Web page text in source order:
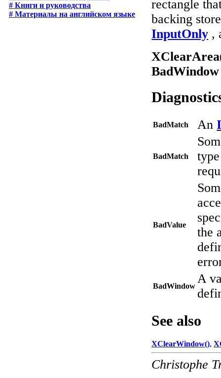
# Книги и руководства
# Материалы на английском языке
rectangle
backing
InputOnly ,
BadWindow
BadMatch An
BadMatch
BadValue
the
BadWindow
A
See also
XClearWindow(),
Christophe